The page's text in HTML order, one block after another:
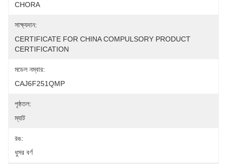
CHORA
সাক্ষ্যদান:
CERTIFICATE FOR CHINA COMPULSORY PRODUCT
CERTIFICATION
মডেল নম্বার:
CAJ6F251QMP
পৃষ্ঠতল:
ম্যাট
রঙ:
ধুসর বর্ণ